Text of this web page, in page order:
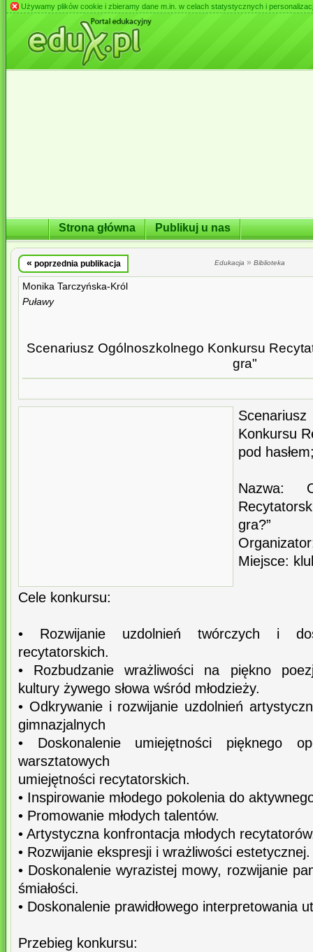
Używamy plików cookie i zbieramy dane m.in. w celach statystycznych i
Strona główna Publikuj u nas
« poprzednia publikacja Edukacja » Biblioteka
Monika Tarczyńska-Król
Puławy
Scenariusz Ogólnoszkolnego Konkursu
gra"
Konkursu
pod
Nazwa:
gra?”
Miejsce:
Cele konkursu:
• Rozwijanie uzdolnień twórczych i
recytatorskich.
• Rozbudzanie wrażliwości na piękno
kultury żywego słowa wśród młodzieży.
• Odkrywanie i rozwijanie uzdolnień
gimnazjalnych
• Doskonalenie umiejętności pięknego
warsztatowych
umiejętności recytatorskich.
• Inspirowanie młodego pokolenia do
• Promowanie młodych talentów.
• Artystyczna konfrontacja młodych
• Rozwijanie ekspresji i wrażliwości estetycznej.
• Doskonalenie wyrazistej mowy, rozwijanie
śmiałości.
• Doskonalenie prawidłowego interpretowania
Przebieg konkursu: